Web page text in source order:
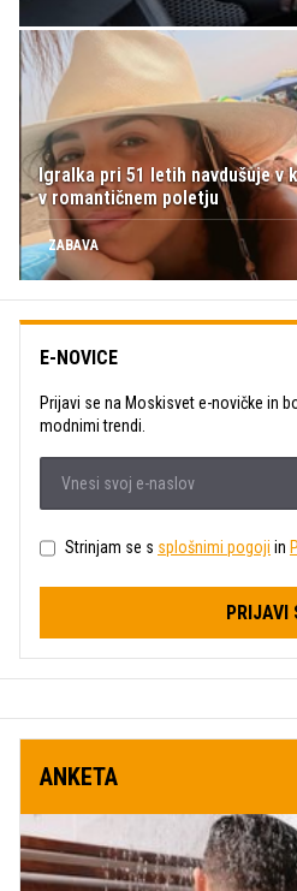
Igralka pri 51 letih navdušuje v
v romantičnem poletju
ZABAVA
E-NOVICE
Prijavi se na Moskisvet e-novičke in
modnimi trendi.
Strinjam se s splošnimi pogoji in
PRIJAVI
ANKETA